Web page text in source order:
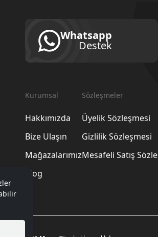
Whatsapp
Destek
Kurumsal
Hakkımızda
Bize Ulaşın
Mağazalarımız
Blog
Sözleşmeler
Üyelik Sözleşmesi
Gizlilik Sözleşmesi
Mesafeli Satış